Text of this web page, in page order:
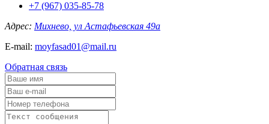
+7 (967) 035-85-78
Адрес: Михнево, ул Астафьевская 49а
E-mail: moyfasad01@mail.ru
Обратная связь